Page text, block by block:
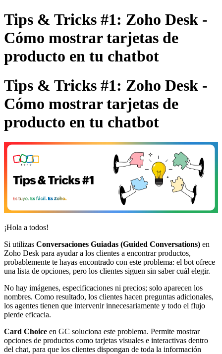
Tips & Tricks #1: Zoho Desk -
Cómo mostrar tarjetas de
producto en tu chatbot
Tips & Tricks #1: Zoho Desk -
Cómo mostrar tarjetas de
producto en tu chatbot
¡Hola a todos!
Si utilizas Conversaciones Guiadas (Guided Conversations) en
Zoho Desk para ayudar a los clientes a encontrar productos,
probablemente te hayas encontrado con este problema: el bot ofrece
una lista de opciones, pero los clientes siguen sin saber cuál elegir.
No hay imágenes, especificaciones ni precios; solo aparecen los
nombres. Como resultado, los clientes hacen preguntas adicionales,
los agentes tienen que intervenir innecesariamente y todo el flujo
pierde eficacia.
Card Choice en GC soluciona este problema. Permite mostrar
opciones de productos como tarjetas visuales e interactivas dentro
del chat, para que los clientes dispongan de toda la información